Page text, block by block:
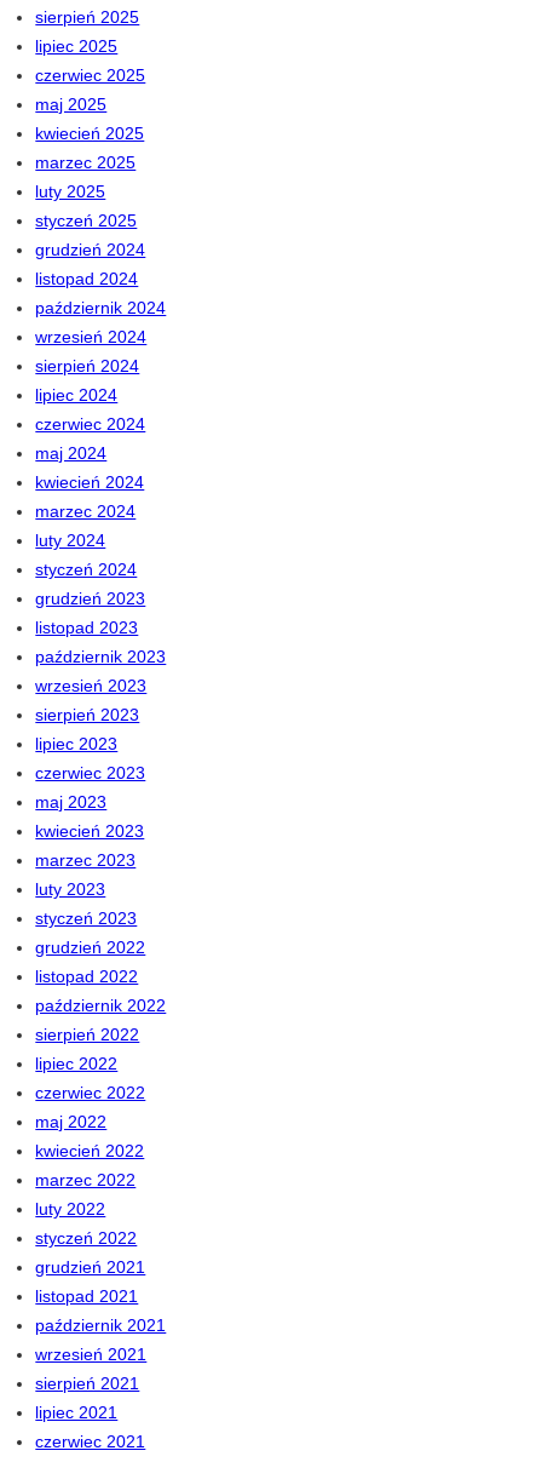
sierpień 2025
lipiec 2025
czerwiec 2025
maj 2025
kwiecień 2025
marzec 2025
luty 2025
styczeń 2025
grudzień 2024
listopad 2024
październik 2024
wrzesień 2024
sierpień 2024
lipiec 2024
czerwiec 2024
maj 2024
kwiecień 2024
marzec 2024
luty 2024
styczeń 2024
grudzień 2023
listopad 2023
październik 2023
wrzesień 2023
sierpień 2023
lipiec 2023
czerwiec 2023
maj 2023
kwiecień 2023
marzec 2023
luty 2023
styczeń 2023
grudzień 2022
listopad 2022
październik 2022
sierpień 2022
lipiec 2022
czerwiec 2022
maj 2022
kwiecień 2022
marzec 2022
luty 2022
styczeń 2022
grudzień 2021
listopad 2021
październik 2021
wrzesień 2021
sierpień 2021
lipiec 2021
czerwiec 2021